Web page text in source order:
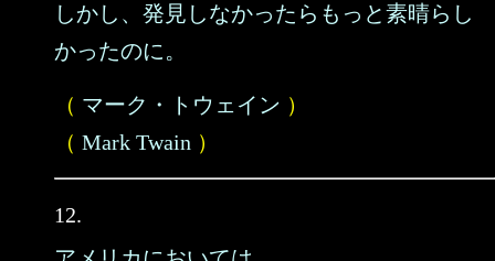
しかし、発見しなかったらもっと素晴らし
かったのに。
（ マーク・トウェイン ）
（ Mark Twain ）
12.